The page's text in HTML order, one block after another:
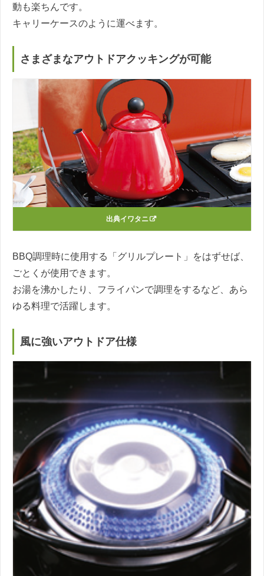
動も楽ちんです。
キャリーケースのように運べます。
さまざまなアウトドアクッキングが可能
出典イワタニ
BBQ調理時に使用する「グリルプレート」をはずせば、
ごとくが使用できます。
お湯を沸かしたり、フライパンで調理をするなど、あら
ゆる料理で活躍します。
風に強いアウトドア仕様